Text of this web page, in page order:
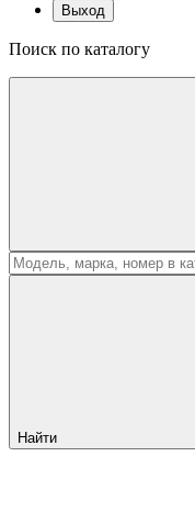
Выход
Поиск по каталогу
Найти